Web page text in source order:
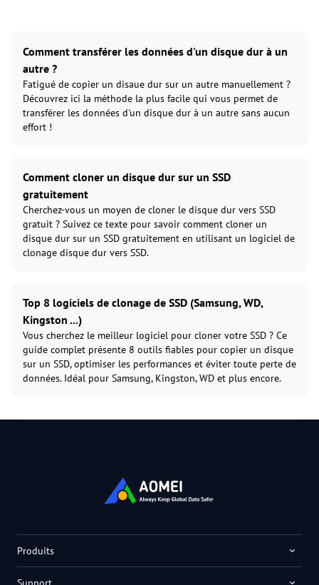
Comment transférer les données d'un disque dur à un
autre ?
Fatigué de copier un disaue dur sur un autre manuellement ?
Découvrez ici la méthode la plus facile qui vous permet de
transférer les données d'un disque dur à un autre sans aucun
effort !
Comment cloner un disque dur sur un SSD
gratuitement
Cherchez-vous un moyen de cloner le disque dur vers SSD
gratuit ? Suivez ce texte pour savoir comment cloner un
disque dur sur un SSD gratuitement en utilisant un logiciel de
clonage disque dur vers SSD.
Top 8 logiciels de clonage de SSD (Samsung, WD,
Kingston ...)
Vous cherchez le meilleur logiciel pour cloner votre SSD ? Ce
guide complet présente 8 outils fiables pour copier un disque
sur un SSD, optimiser les performances et éviter toute perte de
données. Idéal pour Samsung, Kingston, WD et plus encore.
Produits